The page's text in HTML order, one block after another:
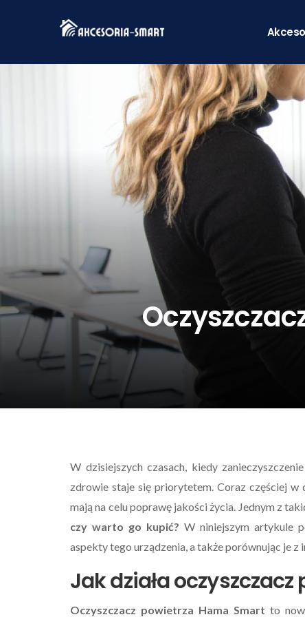
W dzisiejszych czasach, kiedy
zdrowie staje się priorytetem. Coraz częściej w
mają na celu poprawę jakości życia. Jednym z
czy warto go kupić? W niniejszym artykule
aspekty tego urządzenia, a także porównując je
Jak działa
Oczyszczacz powietrza Hama Smart to